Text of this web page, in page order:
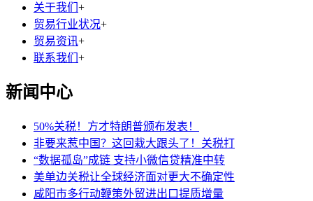
关于我们 +
贸易行业状况+
贸易资讯+
联系我们 +
新闻中心
50%关税！方才特朗普颁布发表！
非要来惹中国？这回栽大跟头了！关税打
“数据孤岛”成链 支持小微信贷精准中转
美单边关税让全球经济面对更大不确定性
咸阳市多行动鞭策外贸进出口提质增量